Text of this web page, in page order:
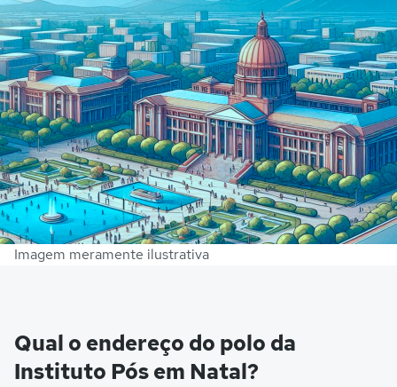
Imagem meramente ilustrativa
Qual o endereço do polo da
Instituto Pós em Natal?